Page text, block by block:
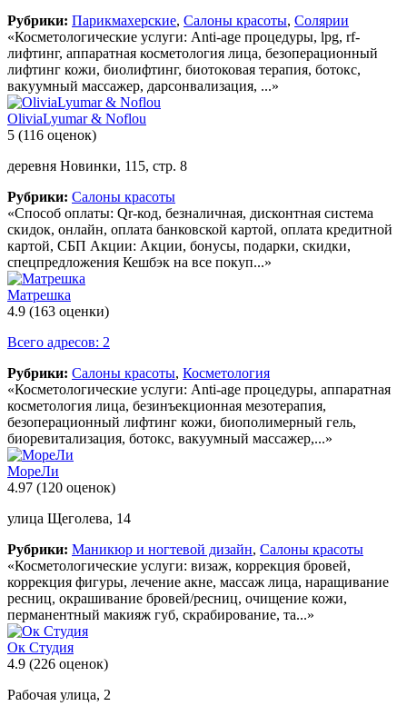
Рубрики: Парикмахерские, Салоны красоты, Солярии
«Косметологические услуги: Anti-age процедуры, lpg, rf-
лифтинг, аппаратная косметология лица, безоперационный
лифтинг кожи, биолифтинг, биотоковая терапия, ботокс,
вакуумный массажер, дарсонвализация, ...»
OliviaLyumar & Noflou
5 (116 оценок)
деревня Новинки, 115, стр. 8
Рубрики: Салоны красоты
«Способ оплаты: Qr-код, безналичная, дисконтная система
скидок, онлайн, оплата банковской картой, оплата кредитной
картой, СБП Акции: Акции, бонусы, подарки, скидки,
спецпредложения Кешбэк на все покуп...»
Матрешка
4.9 (163 оценки)
Всего адресов: 2
Рубрики: Салоны красоты, Косметология
«Косметологические услуги: Anti-age процедуры, аппаратная
косметология лица, безинъекционная мезотерапия,
безоперационный лифтинг кожи, биополимерный гель,
биоревитализация, ботокс, вакуумный массажер,...»
МореЛи
4.97 (120 оценок)
улица Щеголева, 14
Рубрики: Маникюр и ногтевой дизайн, Салоны красоты
«Косметологические услуги: визаж, коррекция бровей,
коррекция фигуры, лечение акне, массаж лица, наращивание
ресниц, окрашивание бровей/ресниц, очищение кожи,
перманентный макияж губ, скрабирование, та...»
Ок Студия
4.9 (226 оценок)
Рабочая улица, 2